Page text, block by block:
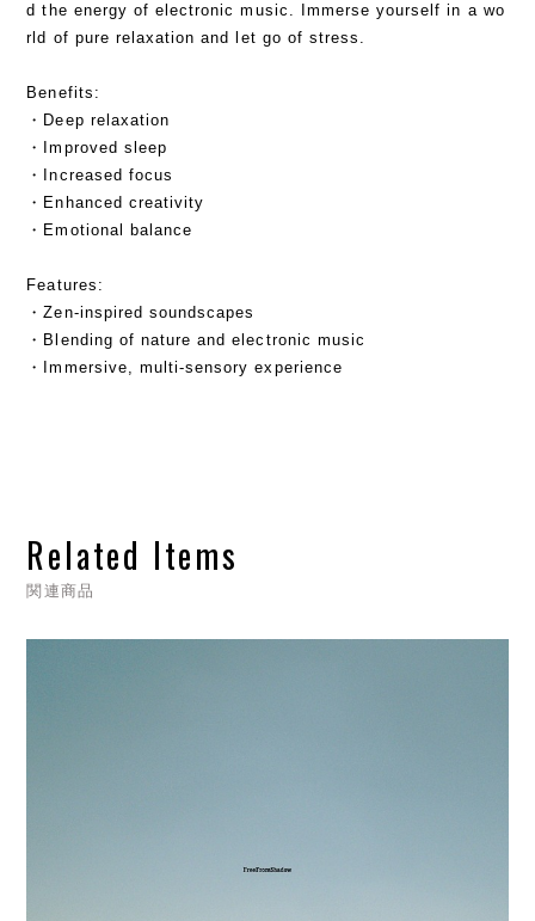
d the energy of electronic music. Immerse yourself in a wo
rld of pure relaxation and let go of stress.
Benefits:
・Deep relaxation
・Improved sleep
・Increased focus
・Enhanced creativity
・Emotional balance
Features:
・Zen-inspired soundscapes
・Blending of nature and electronic music
・Immersive, multi-sensory experience
Related Items
関連商品